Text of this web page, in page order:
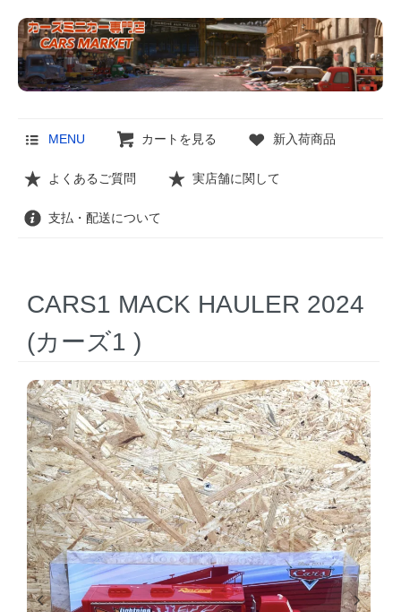
MENU カートを見る 新入荷商品
よくあるご質問 実店舗に関して
支払・配送について
CARS1 MACK HAULER 2024
(カーズ1 )